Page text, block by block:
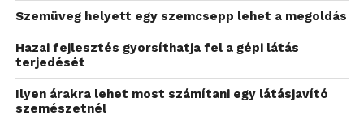
vesz igénybe, és szemcseppes érzéstelenítésben
történik, így nincs szükség altatásra.A sebész egy
apró bemetszésen keresztül eltávolítja az
elszürkült szemlencsét,majd annak helyére
műlencsét ültet be.
Szemüveg helyett egy szemcsepp lehet a megoldás
Hazai fejlesztés gyorsíthatja fel a gépi látás
terjedését
Ilyen árakra lehet most számítani egy látásjavító
szemészetnél